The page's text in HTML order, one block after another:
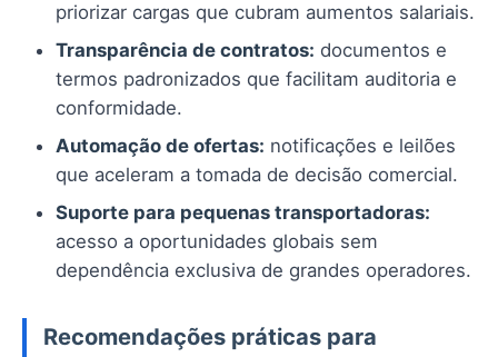
priorizar cargas que cubram aumentos salariais.
Transparência de contratos: documentos e
termos padronizados que facilitam auditoria e
conformidade.
Automação de ofertas: notificações e leilões
que aceleram a tomada de decisão comercial.
Suporte para pequenas transportadoras:
acesso a oportunidades globais sem
dependência exclusiva de grandes operadores.
Recomendações práticas para